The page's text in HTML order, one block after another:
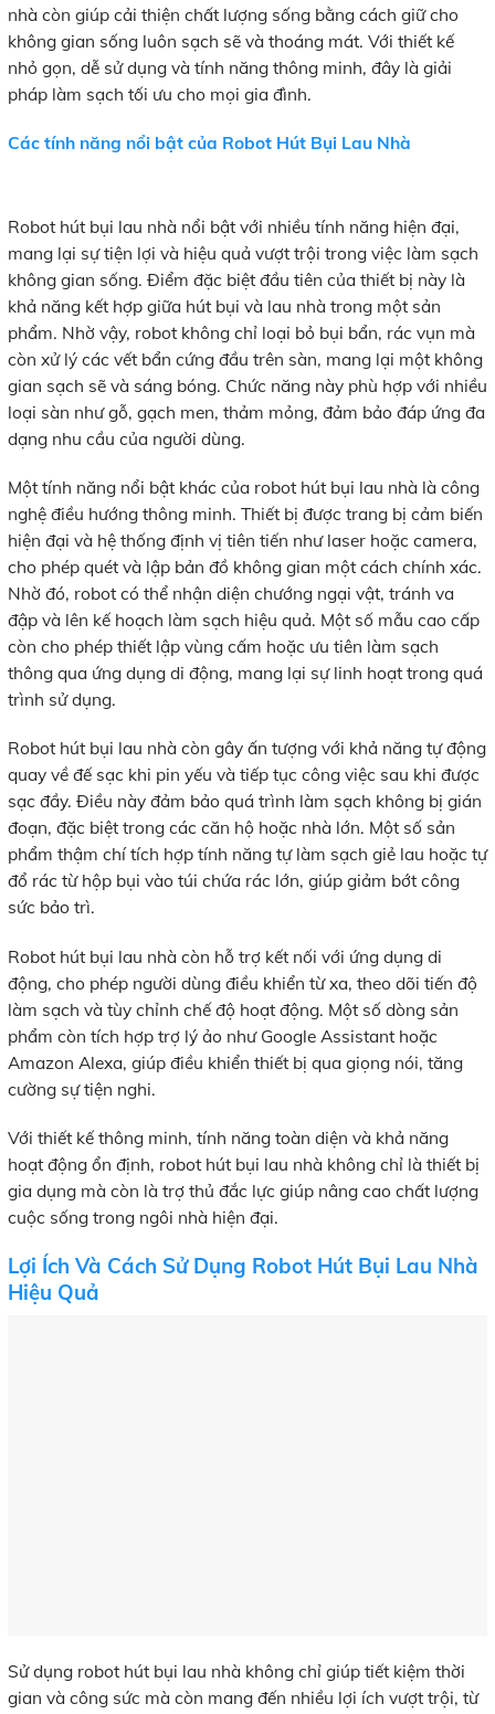
nhà còn giúp cải thiện chất lượng sống bằng cách giữ cho
không gian sống luôn sạch sẽ và thoáng mát. Với thiết kế
nhỏ gọn, dễ sử dụng và tính năng thông minh, đây là giải
pháp làm sạch tối ưu cho mọi gia đình.
Các tính năng nổi bật của Robot Hút Bụi Lau Nhà
Robot hút bụi lau nhà nổi bật với nhiều tính năng hiện đại,
mang lại sự tiện lợi và hiệu quả vượt trội trong việc làm sạch
không gian sống. Điểm đặc biệt đầu tiên của thiết bị này là
khả năng kết hợp giữa hút bụi và lau nhà trong một sản
phẩm. Nhờ vậy, robot không chỉ loại bỏ bụi bẩn, rác vụn mà
còn xử lý các vết bẩn cứng đầu trên sàn, mang lại một không
gian sạch sẽ và sáng bóng. Chức năng này phù hợp với nhiều
loại sàn như gỗ, gạch men, thảm mỏng, đảm bảo đáp ứng đa
dạng nhu cầu của người dùng.
Một tính năng nổi bật khác của robot hút bụi lau nhà là công
nghệ điều hướng thông minh. Thiết bị được trang bị cảm biến
hiện đại và hệ thống định vị tiên tiến như laser hoặc camera,
cho phép quét và lập bản đồ không gian một cách chính xác.
Nhờ đó, robot có thể nhận diện chướng ngại vật, tránh va
đập và lên kế hoạch làm sạch hiệu quả. Một số mẫu cao cấp
còn cho phép thiết lập vùng cấm hoặc ưu tiên làm sạch
thông qua ứng dụng di động, mang lại sự linh hoạt trong quá
trình sử dụng.
Robot hút bụi lau nhà còn gây ấn tượng với khả năng tự động
quay về đế sạc khi pin yếu và tiếp tục công việc sau khi được
sạc đầy. Điều này đảm bảo quá trình làm sạch không bị gián
đoạn, đặc biệt trong các căn hộ hoặc nhà lớn. Một số sản
phẩm thậm chí tích hợp tính năng tự làm sạch giẻ lau hoặc tự
đổ rác từ hộp bụi vào túi chứa rác lớn, giúp giảm bớt công
sức bảo trì.
Robot hút bụi lau nhà còn hỗ trợ kết nối với ứng dụng di
động, cho phép người dùng điều khiển từ xa, theo dõi tiến độ
làm sạch và tùy chỉnh chế độ hoạt động. Một số dòng sản
phẩm còn tích hợp trợ lý ảo như Google Assistant hoặc
Amazon Alexa, giúp điều khiển thiết bị qua giọng nói, tăng
cường sự tiện nghi.
Với thiết kế thông minh, tính năng toàn diện và khả năng
hoạt động ổn định, robot hút bụi lau nhà không chỉ là thiết bị
gia dụng mà còn là trợ thủ đắc lực giúp nâng cao chất lượng
cuộc sống trong ngôi nhà hiện đại.
Lợi Ích Và Cách Sử Dụng Robot Hút Bụi Lau Nhà
Hiệu Quả
Sử dụng robot hút bụi lau nhà không chỉ giúp tiết kiệm thời
gian và công sức mà còn mang đến nhiều lợi ích vượt trội, từ